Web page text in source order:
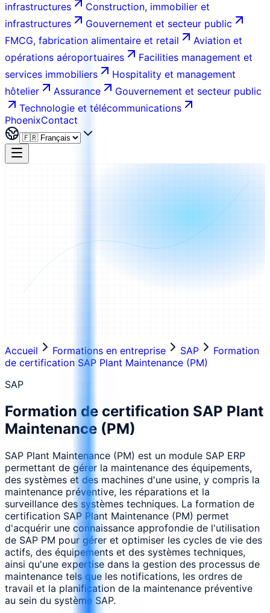
infrastructures
Construction, immobilier et
infrastructures
Gouvernement et secteur public
FMCG, fabrication alimentaire et retail
Aviation et
opérations aéroportuaires
Facilities management et
services immobiliers
Hospitality et management
hôtelier
Assurance
Gouvernement et secteur public
Technologie et télécommunications
PhoenixContact
Accueil Formations en entreprise SAP
Formation
de certification SAP Plant Maintenance (PM)
SAP
Formation de certification SAP Plant
Maintenance (PM)
SAP Plant Maintenance (PM) est un module SAP ERP
permettant de gérer la maintenance des équipements,
des systèmes et des machines d'une usine, y compris la
maintenance préventive, les réparations et la
surveillance des systèmes techniques. La formation de
certification SAP Plant Maintenance (PM) permet
d'acquérir une connaissance approfondie de l'utilisation
de SAP PM pour gérer et optimiser les cycles de vie des
actifs, des équipements et des systèmes techniques,
ainsi qu'une expertise dans la gestion des processus de
maintenance tels que les notifications, les ordres de
travail et la planification de la maintenance préventive
au sein du système SAP.